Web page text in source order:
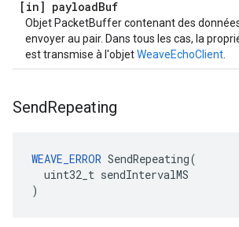
[in] payloadBuf
Objet PacketBuffer contenant des
envoyer au pair. Dans tous les cas, la
est transmise à l'objetWeaveEchoClient
SendRepeating
WEAVE_ERROR SendRepeating(
  uint32_t sendIntervalMS
)